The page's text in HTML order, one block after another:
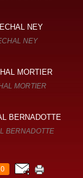
NEY
MORTIER
BERNADOTTE
0